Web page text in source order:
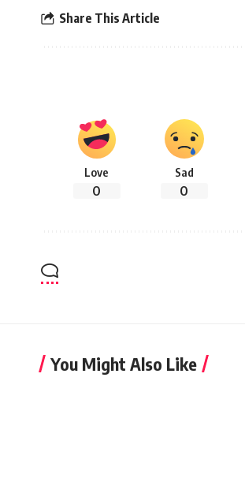
Share This Article
Love
0
Sad
0
You Might Also Like